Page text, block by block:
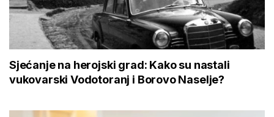
Sjećanje na herojski grad: Kako su nastali
vukovarski Vodotoranj i Borovo Naselje?